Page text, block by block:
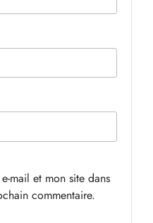
mail et mon site dans
commentaire.